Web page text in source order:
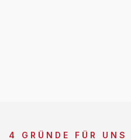
4 GRÜNDE FÜR UNS